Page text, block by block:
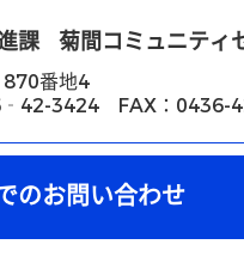
課 菊間コミュニティ
番地4
3424 FAX：0436-
のお問い合わせ